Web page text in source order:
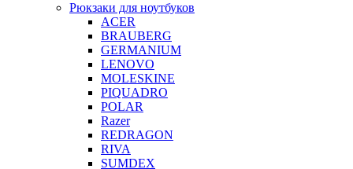
Рюкзаки для ноутбуков
ACER
BRAUBERG
GERMANIUM
LENOVO
MOLESKINE
PIQUADRO
POLAR
Razer
REDRAGON
RIVA
SUMDEX